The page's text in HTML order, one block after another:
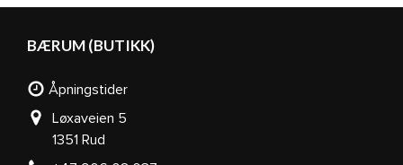
BÆRUM (BUTIKK)
Åpningstider
Løxaveien 5
1351 Rud